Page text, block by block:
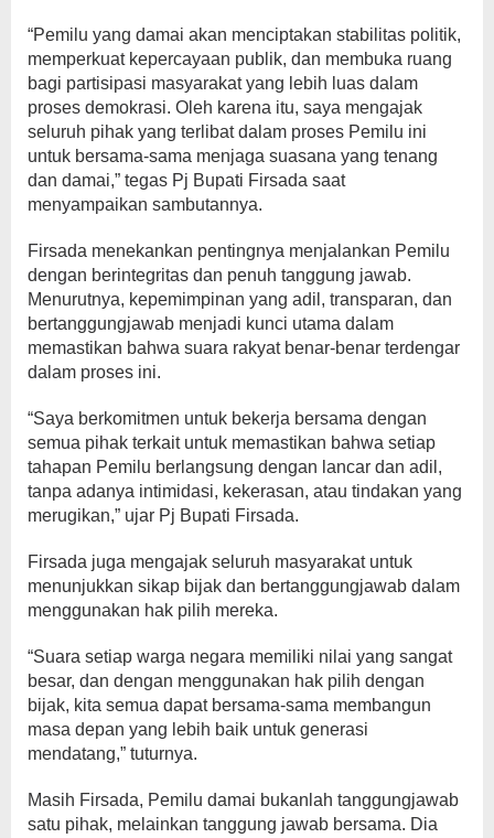
“Pemilu yang damai akan menciptakan stabilitas politik,
memperkuat kepercayaan publik, dan membuka ruang
bagi partisipasi masyarakat yang lebih luas dalam
proses demokrasi. Oleh karena itu, saya mengajak
seluruh pihak yang terlibat dalam proses Pemilu ini
untuk bersama-sama menjaga suasana yang tenang
dan damai,” tegas Pj Bupati Firsada saat
menyampaikan sambutannya.
Firsada menekankan pentingnya menjalankan Pemilu
dengan berintegritas dan penuh tanggung jawab.
Menurutnya, kepemimpinan yang adil, transparan, dan
bertanggungjawab menjadi kunci utama dalam
memastikan bahwa suara rakyat benar-benar terdengar
dalam proses ini.
“Saya berkomitmen untuk bekerja bersama dengan
semua pihak terkait untuk memastikan bahwa setiap
tahapan Pemilu berlangsung dengan lancar dan adil,
tanpa adanya intimidasi, kekerasan, atau tindakan yang
merugikan,” ujar Pj Bupati Firsada.
Firsada juga mengajak seluruh masyarakat untuk
menunjukkan sikap bijak dan bertanggungjawab dalam
menggunakan hak pilih mereka.
“Suara setiap warga negara memiliki nilai yang sangat
besar, dan dengan menggunakan hak pilih dengan
bijak, kita semua dapat bersama-sama membangun
masa depan yang lebih baik untuk generasi
mendatang,” tuturnya.
Masih Firsada, Pemilu damai bukanlah tanggungjawab
satu pihak, melainkan tanggung jawab bersama. Dia